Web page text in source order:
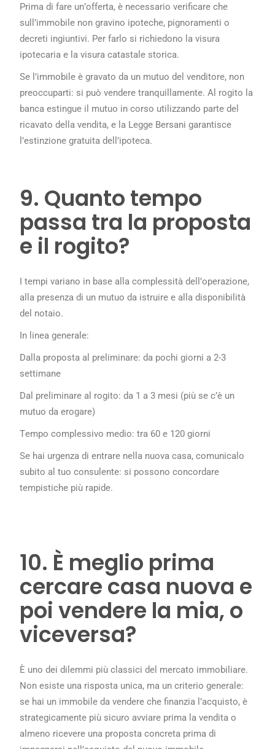
Prima di fare un’offerta, è necessario verificare che
sull’immobile non gravino ipoteche, pignoramenti o
decreti ingiuntivi. Per farlo si richiedono la visura
ipotecaria e la visura catastale storica.
Se l’immobile è gravato da un mutuo del venditore, non
preoccuparti: si può vendere tranquillamente. Al rogito la
banca estingue il mutuo in corso utilizzando parte del
ricavato della vendita, e la Legge Bersani garantisce
l’estinzione gratuita dell’ipoteca.
9. Quanto tempo
passa tra la proposta
e il rogito?
I tempi variano in base alla complessità dell’operazione,
alla presenza di un mutuo da istruire e alla disponibilità
del notaio.
In linea generale:
Dalla proposta al preliminare: da pochi giorni a 2-3
settimane
Dal preliminare al rogito: da 1 a 3 mesi (più se c’è un
mutuo da erogare)
Tempo complessivo medio: tra 60 e 120 giorni
Se hai urgenza di entrare nella nuova casa, comunicalo
subito al tuo consulente: si possono concordare
tempistiche più rapide.
10. È meglio prima
cercare casa nuova e
poi vendere la mia, o
viceversa?
È uno dei dilemmi più classici del mercato immobiliare.
Non esiste una risposta unica, ma un criterio generale:
se hai un immobile da vendere che finanzia l’acquisto, è
strategicamente più sicuro avviare prima la vendita o
almeno ricevere una proposta concreta prima di